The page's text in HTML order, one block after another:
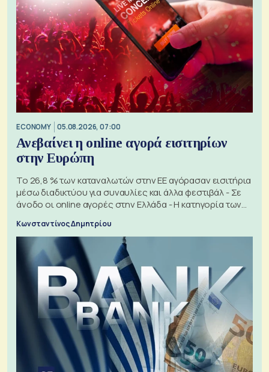
ECONOMY 05.08.2026, 07:00
Ανεβαίνει η online αγορά εισιτηρίων
στην Ευρώπη
Το 26,8 % των καταναλωτών στην ΕΕ αγόρασαν εισιτήρια
μέσω διαδικτύου για συναυλίες και άλλα φεστιβάλ - Σε
άνοδο οι online αγορές στην Ελλάδα - Η κατηγορία των
Κωνσταντίνος Δημητρίου